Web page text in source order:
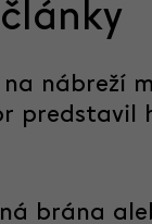
nábreží
predstavil
brána